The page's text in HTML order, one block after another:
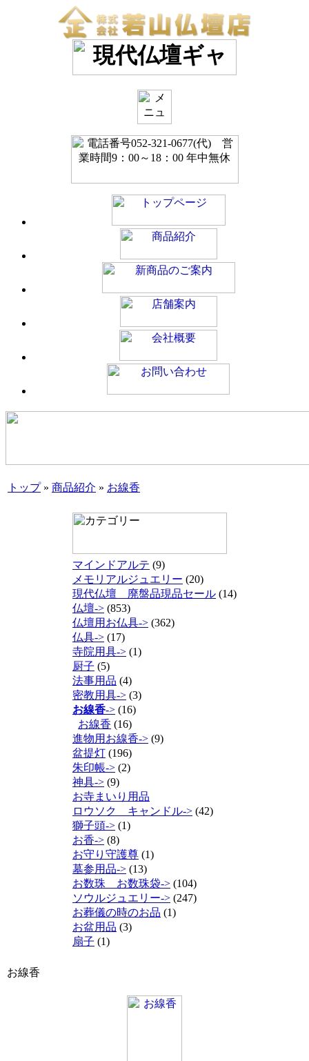
トップ» 商品紹介 » お線香
マインドアルテ (9)
メモリアルジュエリー (20)
現代仏壇 廃盤品現品セール (14)
仏壇-> (853)
仏壇用お仏具-> (362)
仏具-> (17)
寺院用具-> (1)
厨子 (5)
法事用品 (4)
密教用具-> (3)
お線香-> (16)
お線香 (16)
進物用お線香-> (9)
盆提灯 (196)
朱印帳-> (2)
神具-> (9)
お寺まいり用品
ロウソク キャンドル-> (42)
獅子頭-> (1)
お香-> (8)
お守り守護尊 (1)
墓参用品-> (13)
お数珠 お数珠袋-> (104)
ソウルジュエリー-> (247)
お葬儀の時のお品 (1)
お盆用品 (3)
扇子 (1)
お線香